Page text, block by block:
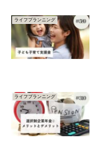
ライフプランニング
ライフプランニング